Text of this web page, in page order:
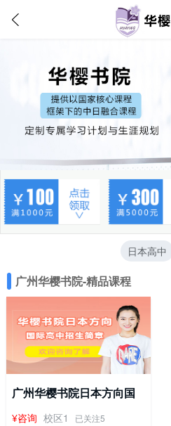
日本高中
广州华樱书院-精品课程
广州华樱书院日本方向国
际高中招生简章
¥咨询 校区1 已关注5